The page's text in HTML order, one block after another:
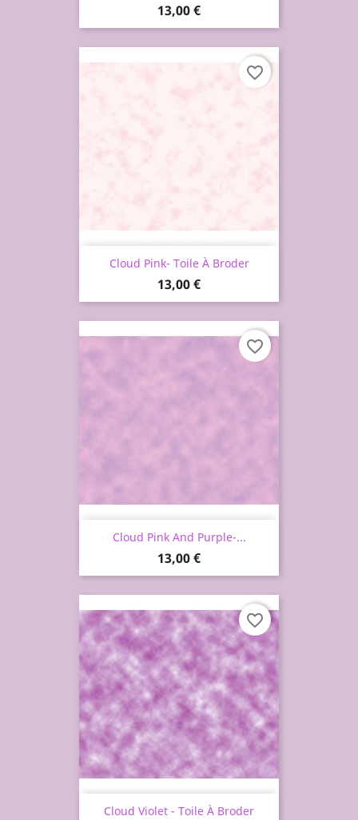
Prix
13,00 €
Cloud Pink- Toile À Broder
Prix
13,00 €
favorite_border
Cloud Pink And Purple-...
Prix
13,00 €
favorite_border
Cloud Violet - Toile À Broder
favorite_border